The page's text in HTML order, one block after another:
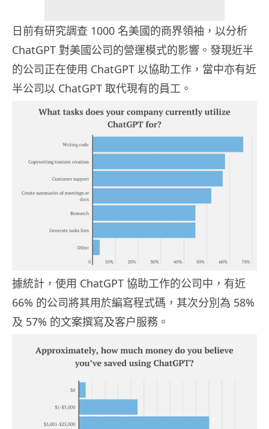
日前有研究調查 1000 名美國的商界領袖，以分析
ChatGPT 對美國公司的營運模式的影響。發現近半
的公司正在使用 ChatGPT 以協助工作，當中亦有近
半公司以 ChatGPT 取代現有的員工。
據統計，使用 ChatGPT 協助工作的公司中，有近
66% 的公司將其用於編寫程式碼，其次分別為 58%
及 57% 的文案撰寫及客户服務。